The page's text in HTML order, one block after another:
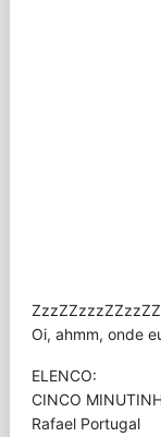
Oi, ahmm, onde
ELENCO:
CINCO
Rafael Portugal